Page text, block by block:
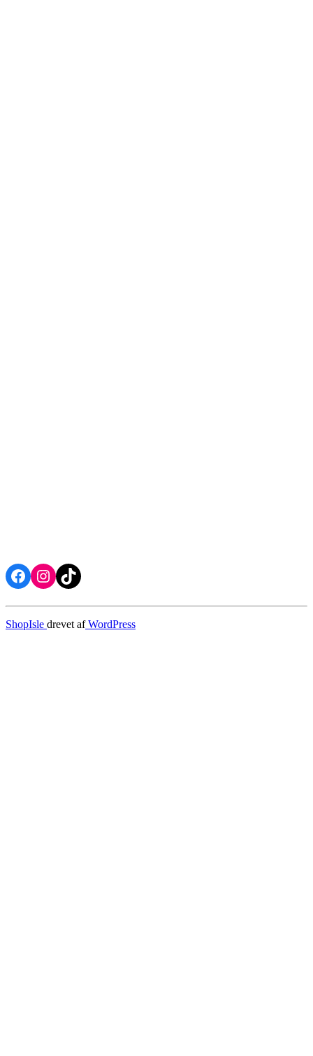
Facebook
Instagram
TikTok
ShopIsle drevet afWordPress